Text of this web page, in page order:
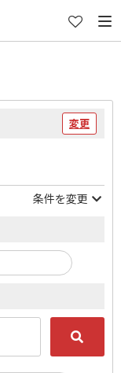
変更
条件を変更